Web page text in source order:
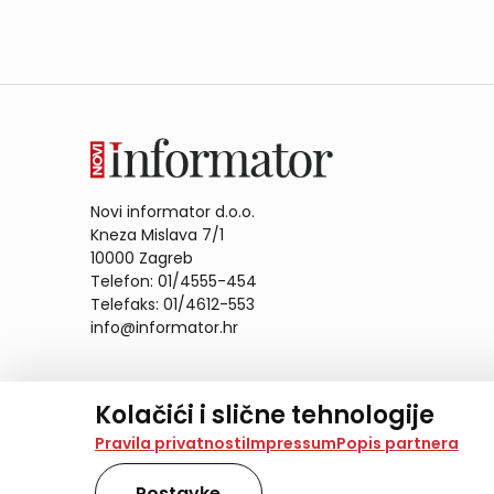
Kolačići i slične tehnologije
Na našoj web stranici koristimo kolačiće i slične
analiziramo promet na stranici te prikazujemo
također koriste ove tehnologije.
Pravila privatnostiImpressumPopis partnera
Novi informator d.o.o.
Kneza Mislava 7/1
10000 Zagreb
Telefon: 01/4555-454
Telefaks: 01/4612-553
info@informator.hr